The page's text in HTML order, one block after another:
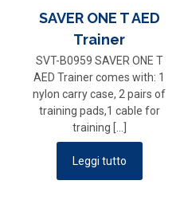
SAVER ONE T AED
Trainer
SVT-B0959 SAVER ONE T
AED Trainer comes with: 1
nylon carry case, 2 pairs of
training pads,1 cable for
training […]
Leggi tutto